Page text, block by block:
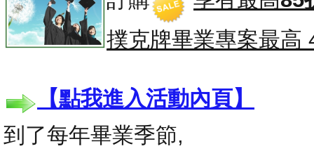
撲克牌畢業專案最高
【點我進入活動內頁】
到了每年畢業季節,